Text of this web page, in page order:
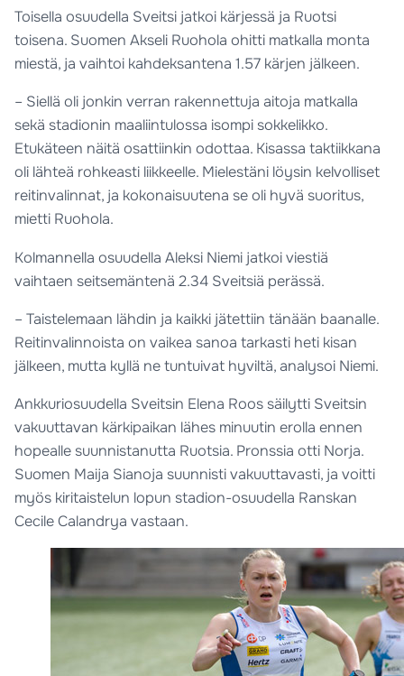
Toisella osuudella Sveitsi jatkoi kärjessä ja Ruotsi
toisena. Suomen Akseli Ruohola ohitti matkalla monta
miestä, ja vaihtoi kahdeksantena 1.57 kärjen jälkeen.
– Siellä oli jonkin verran rakennettuja aitoja matkalla
sekä stadionin maaliintulossa isompi sokkelikko.
Etukäteen näitä osattiinkin odottaa. Kisassa taktiikkana
oli lähteä rohkeasti liikkeelle. Mielestäni löysin kelvolliset
reitinvalinnat, ja kokonaisuutena se oli hyvä suoritus,
mietti Ruohola.
Kolmannella osuudella Aleksi Niemi jatkoi viestiä
vaihtaen seitsemäntenä 2.34 Sveitsiä perässä.
– Taistelemaan lähdin ja kaikki jätettiin tänään baanalle.
Reitinvalinnoista on vaikea sanoa tarkasti heti kisan
jälkeen, mutta kyllä ne tuntuivat hyviltä, analysoi Niemi.
Ankkuriosuudella Sveitsin Elena Roos säilytti Sveitsin
vakuuttavan kärkipaikan lähes minuutin erolla ennen
hopealle suunnistanutta Ruotsia. Pronssia otti Norja.
Suomen Maija Sianoja suunnisti vakuuttavasti, ja voitti
myös kiritaistelun lopun stadion-osuudella Ranskan
Cecile Calandrya vastaan.